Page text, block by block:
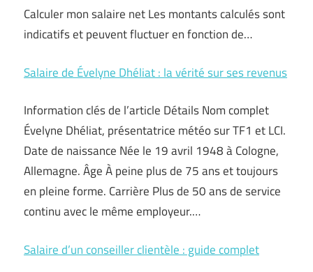
Calculer mon salaire net Les montants calculés sont
indicatifs et peuvent fluctuer en fonction de…
Salaire de Évelyne Dhéliat : la vérité sur ses revenus
Information clés de l’article Détails Nom complet
Évelyne Dhéliat, présentatrice météo sur TF1 et LCI.
Date de naissance Née le 19 avril 1948 à Cologne,
Allemagne. Âge À peine plus de 75 ans et toujours
en pleine forme. Carrière Plus de 50 ans de service
continu avec le même employeur.…
Salaire d’un conseiller clientèle : guide complet